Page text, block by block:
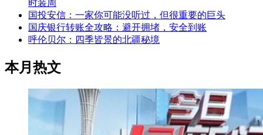
时装周
国投安信：一家你可能没听过，但很重要的巨头
国庆银行转账全攻略：避开拥堵，安全到账
呼伦贝尔：四季皆景的北疆秘境
本月热文